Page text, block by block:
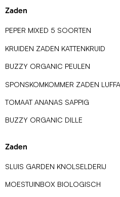
Zaden
PEPER MIXED 5 SOORTEN
KRUIDEN ZADEN KATTENKRUID
BUZZY ORGANIC PEULEN
SPONSKOMKOMMER ZADEN LUFFA
TOMAAT ANANAS SAPPIG
BUZZY ORGANIC DILLE
Zaden
SLUIS GARDEN KNOLSELDERIJ
MOESTUINBOX BIOLOGISCH